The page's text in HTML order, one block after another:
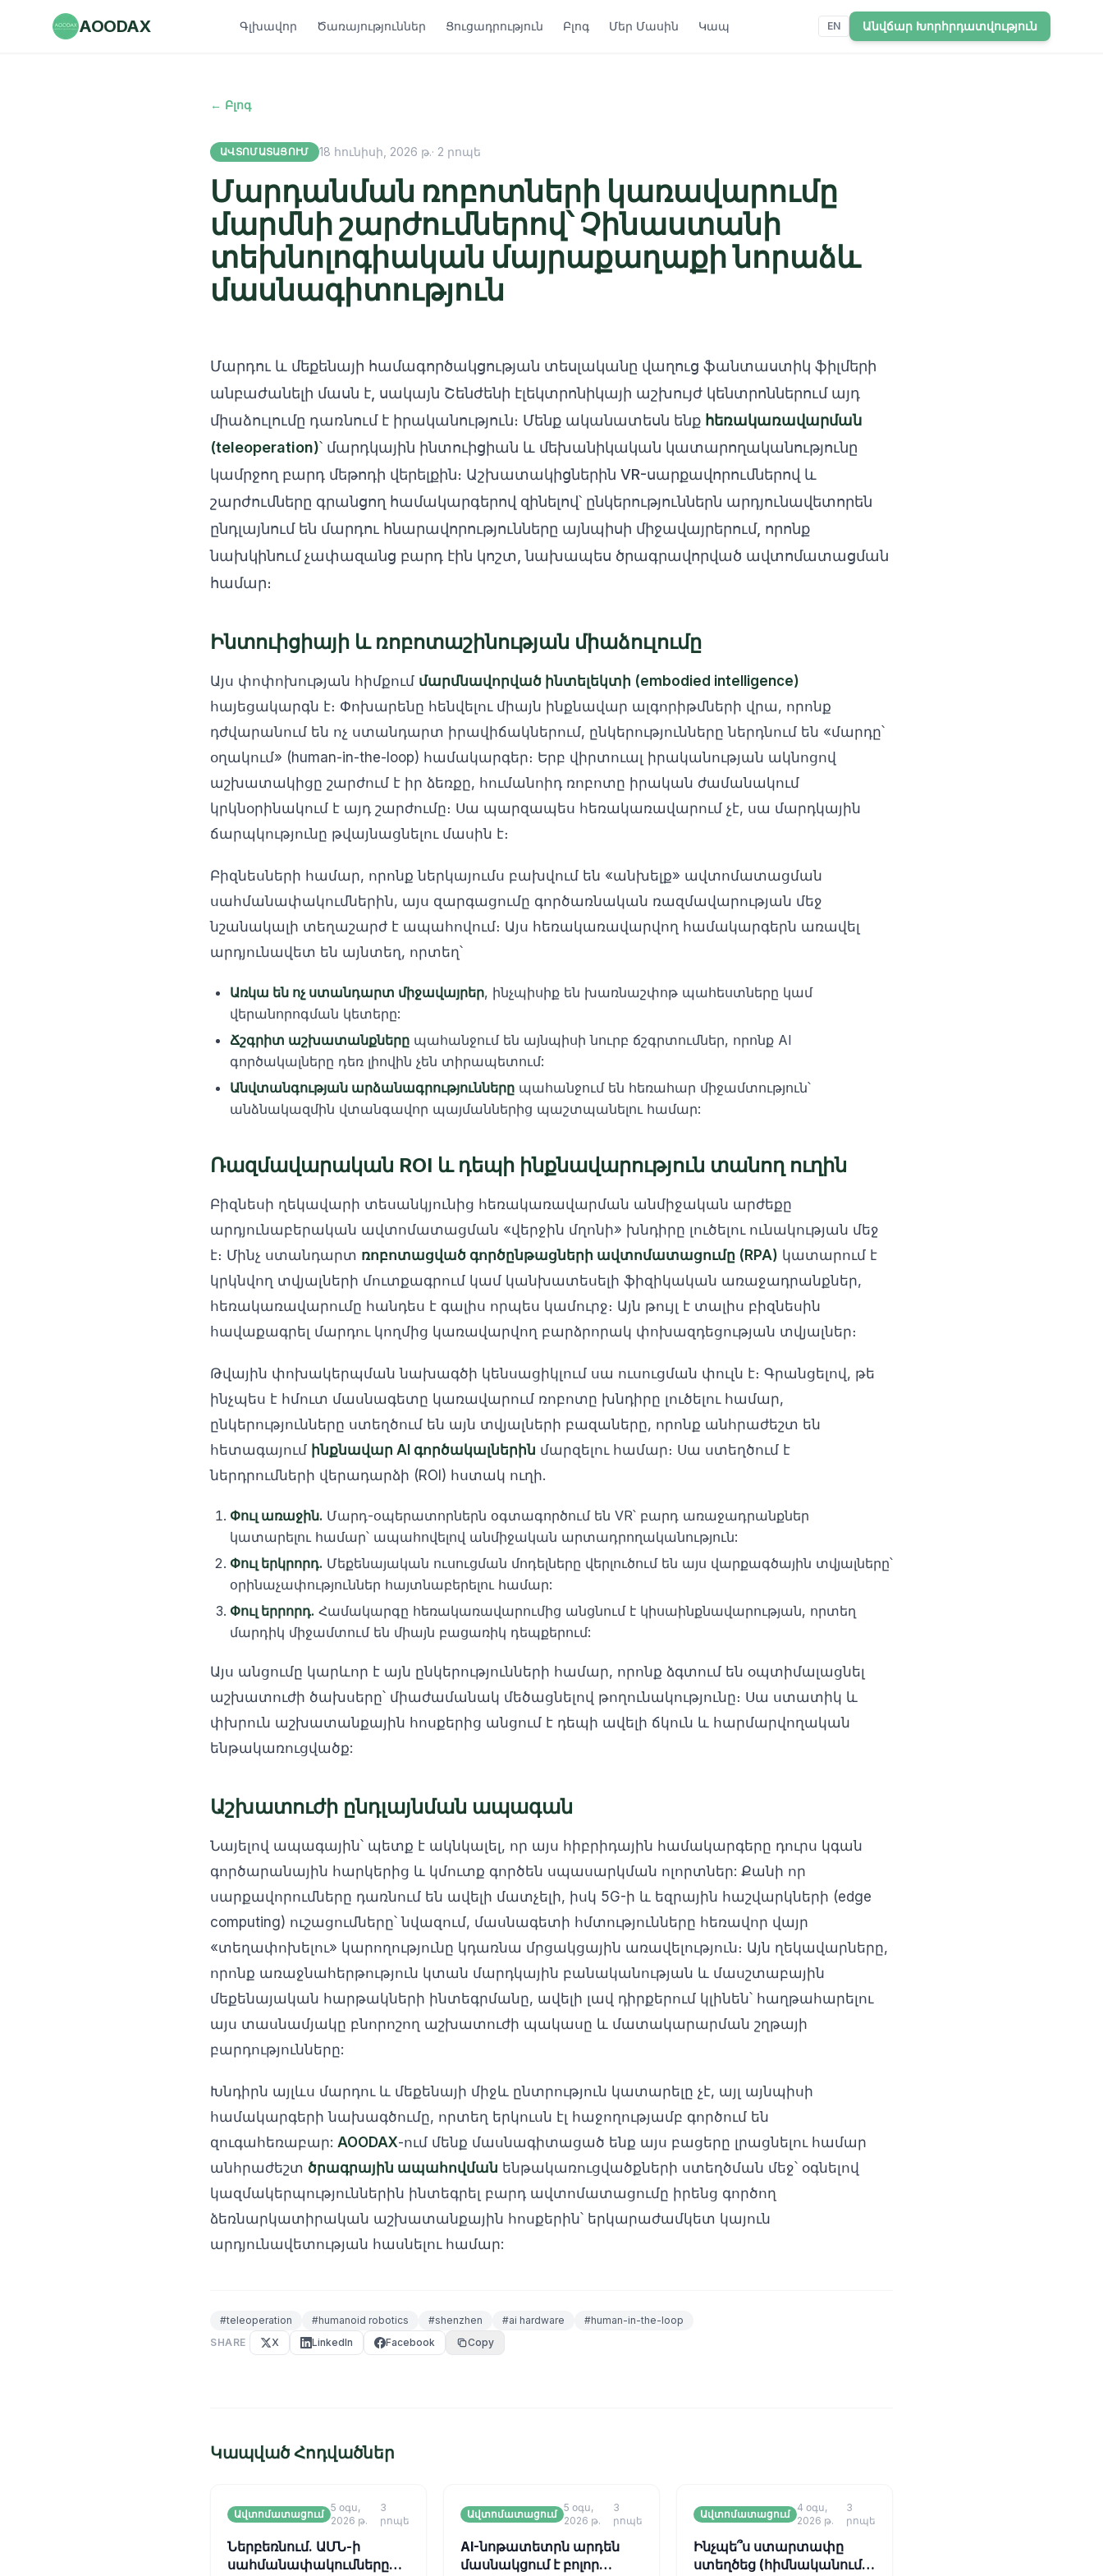
AOODAX Գլխավոր Ծառայություններ Ցուցադրություն Բլոգ Մեր Մասին Կապ EN Անվճար Խորհրդատվություն
← Բլոգ
ԱՎՏՈՄԱՏԱՑՈՒՄ 18 հունիսի, 2026 թ.· 2 րոպե
Մարդանման ռոբոտների կառավարումը
մարմնի շարժումներով՝ Չինաստանի
տեխնոլոգիական մայրաքաղաքի նորաձև
մասնագիտություն
Մարդու և մեքենայի համագործակցության տեսլականը վաղուց ֆանտաստիկ ֆիլմերի
անբաժանելի մասն է, սակայն Շենժենի էլեկտրոնիկայի աշխույժ կենտրոններում այդ
միաձուլումը դառնում է իրականություն։ Մենք ականատեսն ենք հեռակառավարման
(teleoperation)՝ մարդկային ինտուիցիան և մեխանիկական կատարողականությունը
կամրջող բարդ մեթոդի վերելքին։ Աշխատակիցներին VR-սարքավորումներով և
շարժումները գրանցող համակարգերով զինելով՝ ընկերություններն արդյունավետորեն
ընդլայնում են մարդու հնարավորությունները այնպիսի միջավայրերում, որոնք
նախկինում չափազանց բարդ էին կոշտ, նախապես ծրագրավորված ավտոմատացման
համար։
Ինտուիցիայի և ռոբոտաշինության միաձուլումը
Այս փոփոխության հիմքում մարմնավորված ինտելեկտի (embodied intelligence)
հայեցակարգն է։ Փոխարենը հենվելու միայն ինքնավար ալգորիթմների վրա, որոնք
դժվարանում են ոչ ստանդարտ իրավիճակներում, ընկերությունները ներդնում են «մարդը՝
օղակում» (human-in-the-loop) համակարգեր։ Երբ վիրտուալ իրականության ակնոցով
աշխատակիցը շարժում է իր ձեռքը, հումանոիդ ռոբոտը իրական ժամանակում
կրկնօրինակում է այդ շարժումը։ Սա պարզապես հեռակառավարում չէ, սա մարդկային
ճարպկությունը թվայնացնելու մասին է։
Բիզնեսների համար, որոնք ներկայումս բախվում են «անխելք» ավտոմատացման
սահմանափակումներին, այս զարգացումը գործառնական ռազմավարության մեջ
նշանակալի տեղաշարժ է ապահովում։ Այս հեռակառավարվող համակարգերն առավել
արդյունավետ են այնտեղ, որտեղ՝
Առկա են ոչ ստանդարտ միջավայրեր, ինչպիսիք են խառնաշփոթ պահեստները կամ
վերանորոգման կետերը:
Ճշգրիտ աշխատանքները պահանջում են այնպիսի նուրբ ճշգրտումներ, որոնք AI
գործակալները դեռ լիովին չեն տիրապետում:
Անվտանգության արձանագրությունները պահանջում են հեռահար միջամտություն՝
անձնակազմին վտանգավոր պայմաններից պաշտպանելու համար:
Ռազմավարական ROI և դեպի ինքնավարություն տանող ուղին
Բիզնեսի ղեկավարի տեսանկյունից հեռակառավարման անմիջական արժեքը
արդյունաբերական ավտոմատացման «վերջին մղոնի» խնդիրը լուծելու ունակության մեջ
է։ Մինչ ստանդարտ ռոբոտացված գործընթացների ավտոմատացումը (RPA) կատարում է
կրկնվող տվյալների մուտքագրում կամ կանխատեսելի ֆիզիկական առաջադրանքներ,
հեռակառավարումը հանդես է գալիս որպես կամուրջ։ Այն թույլ է տալիս բիզնեսին
հավաքագրել մարդու կողմից կառավարվող բարձրորակ փոխազդեցության տվյալներ։
Թվային փոխակերպման նախագծի կենսացիկլում սա ուսուցման փուլն է։ Գրանցելով, թե
ինչպես է հմուտ մասնագետը կառավարում ռոբոտը խնդիրը լուծելու համար,
ընկերությունները ստեղծում են այն տվյալների բազաները, որոնք անհրաժեշտ են
հետագայում ինքնավար AI գործակալներին մարզելու համար։ Սա ստեղծում է
ներդրումների վերադարձի (ROI) հստակ ուղի.
Փուլ առաջին. Մարդ-օպերատորներն օգտագործում են VR՝ բարդ առաջադրանքներ
կատարելու համար՝ ապահովելով անմիջական արտադրողականություն:
Փուլ երկրորդ. Մեքենայական ուսուցման մոդելները վերլուծում են այս վարքագծային տվյալները՝
օրինաչափություններ հայտնաբերելու համար:
Փուլ երրորդ. Համակարգը հեռակառավարումից անցնում է կիսաինքնավարության, որտեղ
մարդիկ միջամտում են միայն բացառիկ դեպքերում:
Այս անցումը կարևոր է այն ընկերությունների համար, որոնք ձգտում են օպտիմալացնել
աշխատուժի ծախսերը՝ միաժամանակ մեծացնելով թողունակությունը։ Սա ստատիկ և
փխրուն աշխատանքային հոսքերից անցում է դեպի ավելի ճկուն և հարմարվողական
ենթակառուցվածք:
Աշխատուժի ընդլայնման ապագան
Նայելով ապագային՝ պետք է ակնկալել, որ այս հիբրիդային համակարգերը դուրս կգան
գործարանային հարկերից և կմուտք գործեն սպասարկման ոլորտներ: Քանի որ
սարքավորումները դառնում են ավելի մատչելի, իսկ 5G-ի և եզրային հաշվարկների (edge
computing) ուշացումները՝ նվազում, մասնագետի հմտությունները հեռավոր վայր
«տեղափոխելու» կարողությունը կդառնա մրցակցային առավելություն։ Այն ղեկավարները,
որոնք առաջնահերթություն կտան մարդկային բանականության և մասշտաբային
մեքենայական հարթակների ինտեգրմանը, ավելի լավ դիրքերում կլինեն՝ հաղթահարելու
այս տասնամյակը բնորոշող աշխատուժի պակասը և մատակարարման շղթայի
բարդությունները:
Խնդիրն այլևս մարդու և մեքենայի միջև ընտրություն կատարելը չէ, այլ այնպիսի
համակարգերի նախագծումը, որտեղ երկուսն էլ հաջողությամբ գործում են
զուգահեռաբար: AOODAX-ում մենք մասնագիտացած ենք այս բացերը լրացնելու համար
անհրաժեշտ ծրագրային ապահովման ենթակառուցվածքների ստեղծման մեջ՝ օգնելով
կազմակերպություններին ինտեգրել բարդ ավտոմատացումը իրենց գործող
ձեռնարկատիրական աշխատանքային հոսքերին՝ երկարաժամկետ կայուն
արդյունավետության հասնելու համար:
#teleoperation #humanoid robotics #shenzhen #ai hardware #human-in-the-loop
SHARE
X LinkedIn Facebook Copy
Կապված Հոդվածներ
Ավտոմատացում
5 օգս,
2026 թ.
3
րոպե
Ներբեռնում. ԱՄՆ-ի
սահմանափակումները
Ավտոմատացում
5 օգս,
2026 թ.
3
րոպե
AI-նոթատետրն արդեն
մասնակցում է բոլոր
Ավտոմատացում
4 օգս,
2026 թ.
3
րոպե
Ինչպե՞ս ստարտափը
ստեղծեց (հիմնականում)